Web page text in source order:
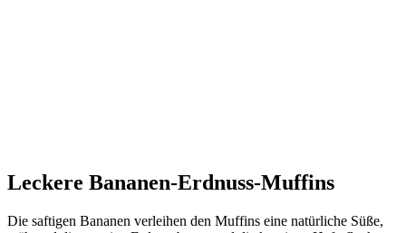
Leckere Bananen-Erdnuss-Muffins
Die saftigen Bananen verleihen den Muffins eine natürliche Süße,